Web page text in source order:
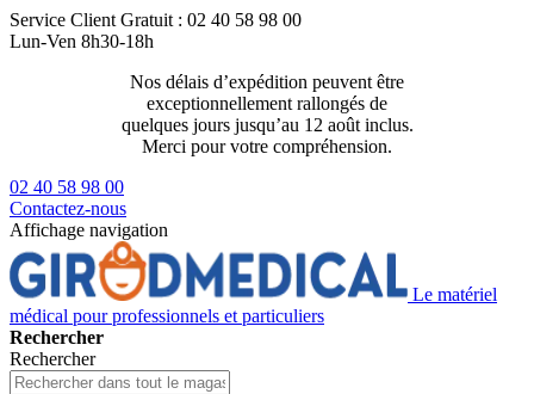
Service Client Gratuit : 02 40 58 98 00
Lun-Ven 8h30-18h
Nos délais d’expédition peuvent être
exceptionnellement rallongés de
quelques jours jusqu’au 12 août inclus.
Merci pour votre compréhension.
02 40 58 98 00
Contactez-nous
Affichage navigation
Le matériel
médical pour professionnels et particuliers
Rechercher
Rechercher